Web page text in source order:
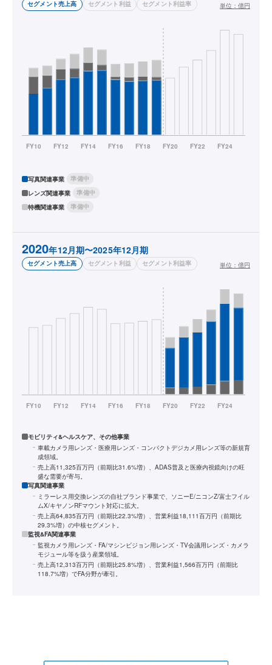
セグメント売上高 セグメント利益 セグメント利益率 単位： 億円
写真関連事業
準備中
レンズ関連事業
準備中
特機関連事業
準備中
2020年12月期〜2025年12月期
セグメント売上高 セグメント利益 セグメント利益率 単位： 億円
モビリティ&ヘルスケア、その他事業
車載カメラ用レンズ・医療用レンズ・コンパクトデジカメ用レンズ等の新規育
成領域。
売上高11,325百万円（前期比31.6%増）、ADAS普及と医療内視鏡向けの旺
盛な需要が寄与。
写真関連事業
ミラーレス用交換レンズの自社ブランド事業で、ソニーE/ニコンZ/富士フイル
ムX/キヤノンRFマウント対応に拡大。
売上高64,835百万円（前期比22.3%増）、営業利益18,111百万円（前期比
29.3%増）の中核セグメント。
監視&FA関連事業
監視カメラ用レンズ・FA/マシンビジョン用レンズ・TV会議用レンズ・カメラ
モジュール等を扱う産業領域。
売上高12,313百万円（前期比25.8%増）、営業利益1,566百万円（前期比
118.7%増）でFA分野が牽引。